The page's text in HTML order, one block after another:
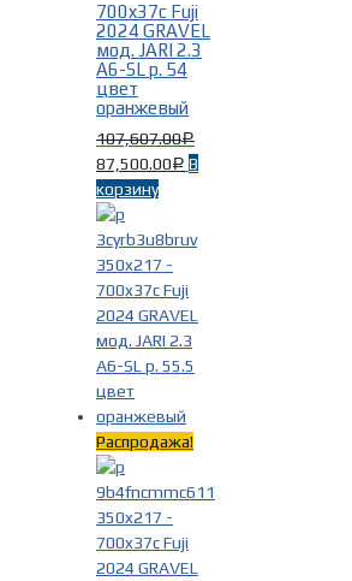
700x37c Fuji
2024 GRAVEL
мод. JARI 2.3
A6-SL р. 54
цвет
оранжевый
107,607.00Р
87,500.00 Р В
корзину
Распродажа!